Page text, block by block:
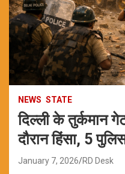
NEWS STATE
दिल्ली के तुर्कमान
दौरान हिंसा, 5
January 7, 2026 RD Desk